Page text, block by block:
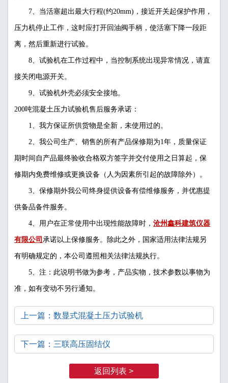
7、当活塞超出最大行程(约20mm)，接近开关起保护作用，
压力机停止工作，这时应打开回油阀手柄，使活塞下降一段距
离，然后重新进行试验。
8、试验机在工作过程中，当控制系统出现异常情况，请直
接关闭电源开关。
9、试验机外壳必须安全接地。
200吨混凝土压力试验机售后服务承诺：
1、我方保证所供货物是全新，未使用过的。
2、我公司生产、销售的所有产品保修期为1年，质量保证
期时间自产品最终验收合格双方签字并交付使用之日算起，保
修期内免费维修或更换设备（人为因素所引起的故障除外）。
3、保修期外我公司终身提供设备有偿维修服务，并优惠提
供备品备件服务。
4、用户在正常使用中出现性能故障时，沧州鑫科建筑仪器
有限公司承诺以上保修服务。除此之外，国家适用法律法规另
有明确规定的，本公司遵照相关法律法规执行。
5、注：此说明书做为参考，产品实物，技术参数以事物为
准，如有变动不另行通知。
上一篇：数显式混凝土压力试验机
下一篇：三联高压固结仪
返回列表 >